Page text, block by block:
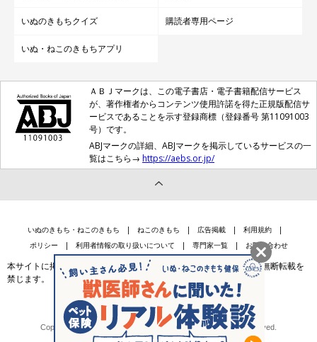
いぬのきもちクイズ 購読者専用ページ
いぬ・ねこのきもちアプリ
ＡＢＪマークは、この電子書店・電子書籍配信サービス
が、著作権者からコンテンツ使用許諾を得た正規版配信サ
ービスであることを示す登録商標（登録番号 第11091003
号）です。
ABJマークの詳細、ABJマークを掲示しているサービスの一
覧はこちら→ https://aebs.or.jp/
いぬのきもち・ねこのきもち ねこのきもち 広告掲載
利用規約
ポリシー
利用者情報の取り扱いについて 専門家一覧 お問い合わせ
本サイトに掲載されている記事・写真・イラスト等のコンテンツの無断転載を
禁じます。
会社案内 個人情報保護法に基づく公表事項等
Copyright © Benesse Style Care Group Co.,Ltd. All Rights Reserved.